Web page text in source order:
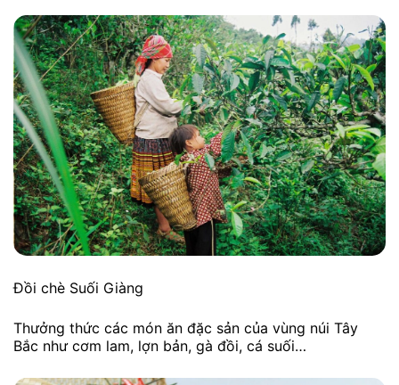
Đồi chè Suối Giàng
Thưởng thức các món ăn đặc sản của vùng núi Tây
Bắc như cơm lam, lợn bản, gà đồi, cá suối…